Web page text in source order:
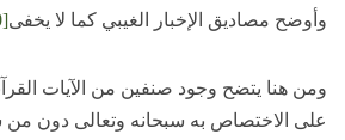
وأوضح مصاديق الإخبار الغيبي كما لا يخفى[30]
ومن هنا يتضح وجود صنفين من الآيات
على الاختصاص به سبحانه وتعالى دون من